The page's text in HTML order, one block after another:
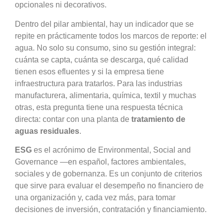
opcionales ni decorativos.
Dentro del pilar ambiental, hay un indicador que se
repite en prácticamente todos los marcos de reporte: el
agua. No solo su consumo, sino su gestión integral:
cuánta se capta, cuánta se descarga, qué calidad
tienen esos efluentes y si la empresa tiene
infraestructura para tratarlos. Para las industrias
manufacturera, alimentaria, química, textil y muchas
otras, esta pregunta tiene una respuesta técnica
directa: contar con una planta de tratamiento de
aguas residuales.
ESG es el acrónimo de Environmental, Social and
Governance —en español, factores ambientales,
sociales y de gobernanza. Es un conjunto de criterios
que sirve para evaluar el desempeño no financiero de
una organización y, cada vez más, para tomar
decisiones de inversión, contratación y financiamiento.